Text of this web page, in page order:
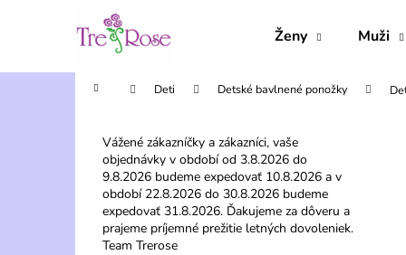
Ženy Muži
Domov Deti Detské bavlnené ponožky
Vážené zákazníčky a zákazníci, vaše
objednávky v období od 3.8.2026 do
9.8.2026 budeme expedovať 10.8.2026 a v
období 22.8.2026 do 30.8.2026 budeme
expedovať 31.8.2026. Ďakujeme za dôveru a
prajeme príjemné prežitie letných dovoleniek.
Team Trerose
Späť
do
Späť
do